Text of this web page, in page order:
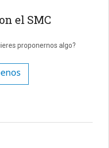
el SMC
proponernos algo?